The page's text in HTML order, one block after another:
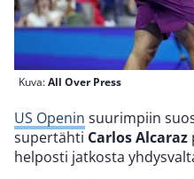
Kuva:All Over Press
US Openin suurimpiin
supertähti Carlos Alcaraz
helposti jatkosta